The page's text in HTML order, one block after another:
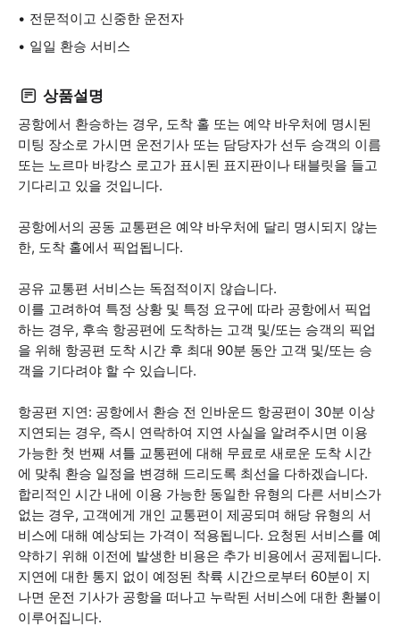
전문적이고 신중한 운전자
일일 환승 서비스
상품설명
공항에서 환승하는 경우, 도착 홀 또는 예약 바우처에 명시된
미팅 장소로 가시면 운전기사 또는 담당자가 선두 승객의 이름
또는 노르마 바캉스 로고가 표시된 표지판이나 태블릿을 들고
기다리고 있을 것입니다.
공항에서의 공동 교통편은 예약 바우처에 달리 명시되지 않는
한, 도착 홀에서 픽업됩니다.
공유 교통편 서비스는 독점적이지 않습니다.
이를 고려하여 특정 상황 및 특정 요구에 따라 공항에서 픽업
하는 경우, 후속 항공편에 도착하는 고객 및/또는 승객의 픽업
을 위해 항공편 도착 시간 후 최대 90분 동안 고객 및/또는 승
객을 기다려야 할 수 있습니다.
항공편 지연: 공항에서 환승 전 인바운드 항공편이 30분 이상
지연되는 경우, 즉시 연락하여 지연 사실을 알려주시면 이용
가능한 첫 번째 셔틀 교통편에 대해 무료로 새로운 도착 시간
에 맞춰 환승 일정을 변경해 드리도록 최선을 다하겠습니다.
합리적인 시간 내에 이용 가능한 동일한 유형의 다른 서비스가
없는 경우, 고객에게 개인 교통편이 제공되며 해당 유형의 서
비스에 대해 예상되는 가격이 적용됩니다. 요청된 서비스를 예
약하기 위해 이전에 발생한 비용은 추가 비용에서 공제됩니다.
지연에 대한 통지 없이 예정된 착륙 시간으로부터 60분이 지
나면 운전 기사가 공항을 떠나고 누락된 서비스에 대한 환불이
이루어집니다.